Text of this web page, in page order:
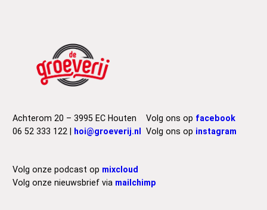
Achterom 20 – 3995 EC Houten
06 52 333 122 |
hoi@groeverij.nl
Volg ons op facebook
Volg ons op instagram
Volg onze podcast op mixcloud
Volg onze nieuwsbrief via mailchimp